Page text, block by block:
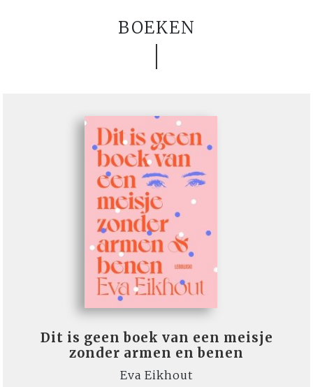
BOEKEN
Dit is geen boek van een meisje
zonder armen en benen
Eva Eikhout